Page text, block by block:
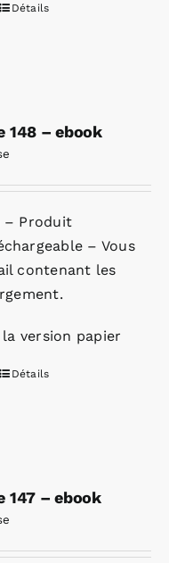
Détails
148 – ebook
– Produit
– Vous
contenant les
version papier
Détails
147 – ebook